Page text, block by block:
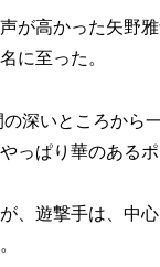
高かった矢野
に至った。
深いところから
っぱり華のある
遊撃手は、中